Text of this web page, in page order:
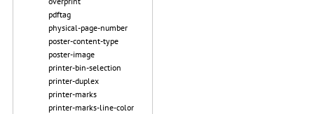
pdftag
physical-page-number
poster-content-type
poster-image
printer-bin-selection
printer-duplex
printer-marks
printer-marks-line-color